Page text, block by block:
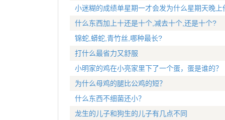
小迷糊的成绩单星期一才会发为什么星期天晚
什么东西加上十还是十个,减去十个,还是十个?
锦蛇,蟒蛇,青竹丝,哪种最长?
打什么最省力又舒服
小明家的鸡在小亮家里下了一个蛋，蛋是谁的？
为什么母鸡的腿比公鸡的短？
什么东西不细菌还小？
龙生的儿子和狗生的儿子有几点不同